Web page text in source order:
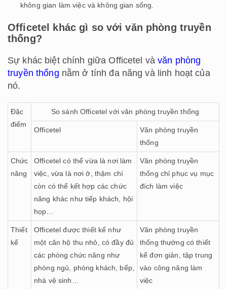
không gian làm việc và không gian sống.
Officetel khác gì so với văn phòng truyền
thống?
Sự khác biệt chính giữa Officetel vàvăn phòng
truyền thống nằm ở tính đa năng và linh hoạt của
nó.
Đặc
điểm
So sánh Officetel với văn phòng truyền thống
Officetel
Văn phòng truyền
thống
Chức
năng
Officetel có thể vừa là nơi làm
việc, vừa là nơi ở, thậm chí
còn có thể kết hợp các chức
năng khác như tiếp khách, hội
họp…
Văn phòng truyền
thống chỉ phục vụ mục
đích làm việc
Thiết
kế
Officetel được thiết kế như
một căn hộ thu nhỏ, có đầy đủ
các phòng chức năng như
phòng ngủ, phòng khách, bếp,
nhà vệ sinh…
Văn phòng truyền
thống thường có thiết
kế đơn giản, tập trung
vào công năng làm
việc